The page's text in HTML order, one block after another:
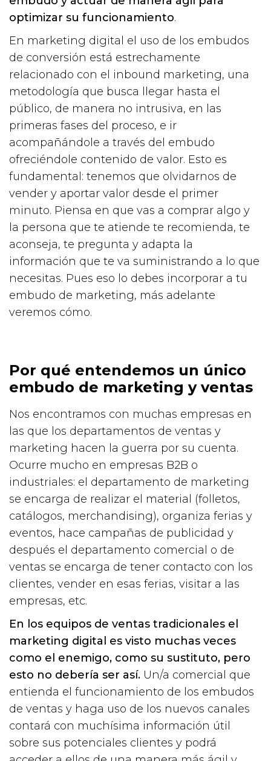
optimizar su funcionamiento.
En marketing digital el uso de los embudos
de conversión está estrechamente
relacionado con el inbound marketing, una
metodología que busca llegar hasta el
público, de manera no intrusiva, en las
primeras fases del proceso, e ir
acompañándole a través del embudo
ofreciéndole contenido de valor. Esto es
fundamental: tenemos que olvidarnos de
vender y aportar valor desde el primer
minuto. Piensa en que vas a comprar algo y
la persona que te atiende te recomienda, te
aconseja, te pregunta y adapta la
información que te va suministrando a lo que
necesitas. Pues eso lo debes incorporar a tu
embudo de marketing, más adelante
veremos cómo.
Por qué entendemos un único
embudo de marketing y ventas
Nos encontramos con muchas empresas en
las que los departamentos de ventas y
marketing hacen la guerra por su cuenta.
Ocurre mucho en empresas B2B o
industriales: el departamento de marketing
se encarga de realizar el material (folletos,
catálogos, merchandising), organiza ferias y
eventos, hace campañas de publicidad y
después el departamento comercial o de
ventas se encarga de tener contacto con los
clientes, vender en esas ferias, visitar a las
empresas, etc.
En los equipos de ventas tradicionales el
marketing digital es visto muchas veces
como el enemigo, como su sustituto, pero
esto no debería ser así. Un/a comercial que
entienda el funcionamiento de los embudos
de ventas y haga uso de los nuevos canales
contará con muchísima información útil
sobre sus potenciales clientes y podrá